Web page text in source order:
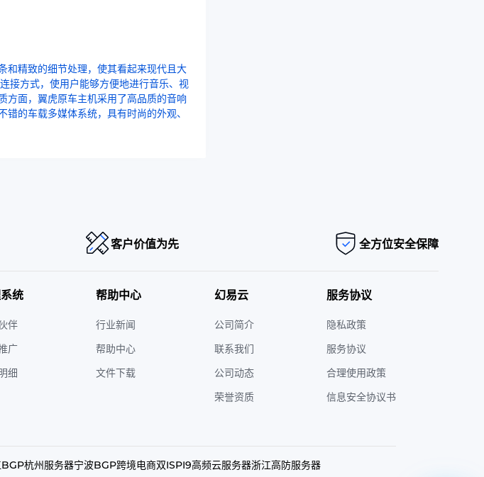
和精致的细节处理，使其看起来现代且大
接方式，使用户能够方便地进行音乐、视
方面，翼虎原车主机采用了高品质的音响
的车载多媒体系统，具有时尚的外观、
客户价值为先 全方位安全保障
统
伴
广
细
帮助中心
行业新闻
帮助中心
文件下载
幻易云
公司简介
联系我们
公司动态
荣誉资质
服务协议
隐私政策
服务协议
合理使用政策
信息安全协议书
杭州服务器宁波BGP跨境电商双ISPI9高频云服务器浙江高防服务器